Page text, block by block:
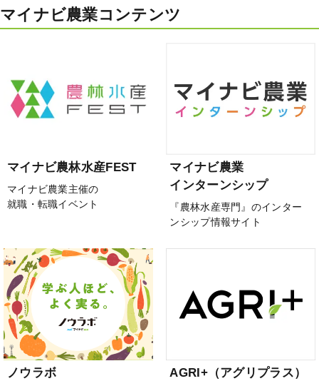
マイナビ農業コンテンツ
マイナビ農林水産FEST
マイナビ農業主催の
就職・転職イベント
マイナビ農業
インターンシップ
『農林水産専門』のインター
ンシップ情報サイト
ノウラボ AGRI+（アグリプラス）